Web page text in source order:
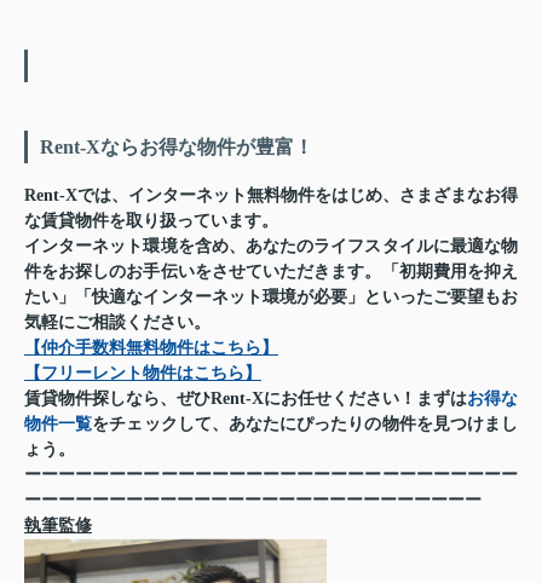
Rent-Xならお得な物件が豊富！
Rent-Xでは、インターネット無料物件をはじめ、さまざまなお得
な賃貸物件を取り扱っています。
インターネット環境を含め、あなたのライフスタイルに最適な物
件をお探しのお手伝いをさせていただきます。「初期費用を抑え
たい」「快適なインターネット環境が必要」といったご要望もお
気軽にご相談ください。
【仲介手数料無料物件はこちら】
【フリーレント物件はこちら】
賃貸物件探しなら、ぜひRent-Xにお任せください！まずはお得な
物件一覧をチェックして、あなたにぴったりの物件を見つけまし
ょう。
ーーーーーーーーーーーーーーーーーーーーーーーーーーーーー
ーーーーーーーーーーーーーーーーーーーーーーーーーーー
執筆監修